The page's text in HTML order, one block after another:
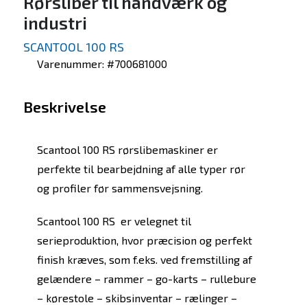
industri
SCANTOOL 100 RS
Varenummer: #700681000
Beskrivelse
Scantool 100 RS rørslibemaskiner er
perfekte til bearbejdning af alle typer rør
og profiler før sammensvejsning.
Scantool 100 RS er velegnet til
serieproduktion, hvor præcision og perfekt
finish kræves, som f.eks. ved fremstilling af
gelændere – rammer – go-karts – rullebure
– kørestole – skibsinventar – rælinger –